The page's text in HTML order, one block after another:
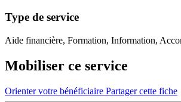
Type de service
Aide financière, Formation, Information,
Mobiliser ce service
Orienter votre bénéficiaire Partager cette fiche